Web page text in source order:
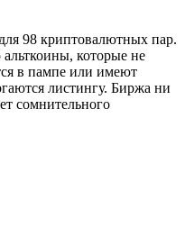
98 криптовалютных пар.
которые не
в пампе или имеют
листингу. Биржа ни
сомнительного